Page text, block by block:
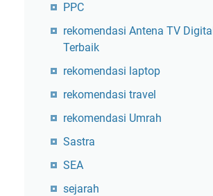
PPC
rekomendasi Antena TV
Terbaik
rekomendasi laptop
rekomendasi travel
rekomendasi Umrah
Sastra
SEA
sejarah